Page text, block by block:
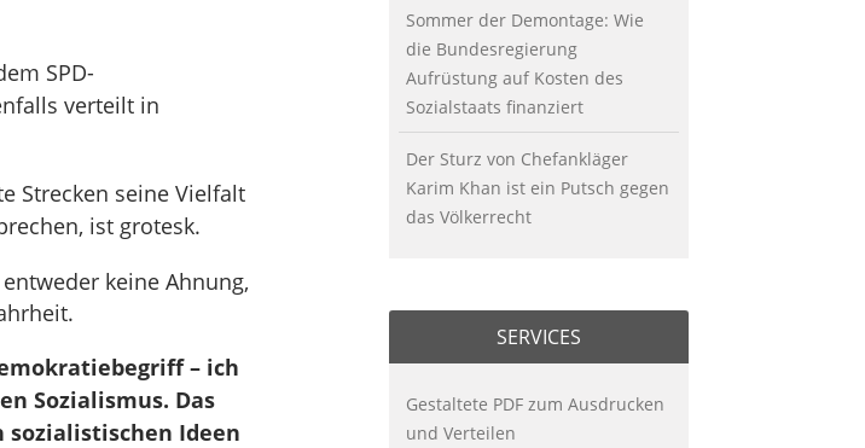
SPD-
verteilt in
Strecken seine Vielfalt
ist grotesk.
keine Ahnung,
– ich
Sozialismus. Das
Ideen
Sommer der Demontage: Wie
die Bundesregierung
Aufrüstung auf Kosten des
Sozialstaats finanziert
Der Sturz von Chefankläger
Karim Khan ist ein Putsch gegen
das Völkerrecht
SERVICES
Gestaltete PDF zum Ausdrucken
und Verteilen